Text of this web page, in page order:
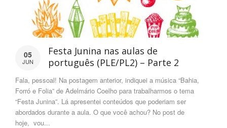
05
JUN
Festa Junina nas aulas de
português (PLE/PL2) – Parte 2
Fala, pessoal! Na postagem anterior, indiquei a música “Bahia,
Forró e Folia” de Adelmário Coelho para trabalharmos o tema
“Festa Junina”. Lá apresentei conteúdos que poderiam ser
abordados durante a aula. O que você achou? No post de
hoje, vou...